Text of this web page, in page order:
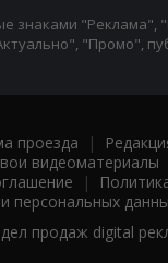
знаками "Реклама",
"Промо",
проезда |
видеоматериалы
|
персональных
продаж digital